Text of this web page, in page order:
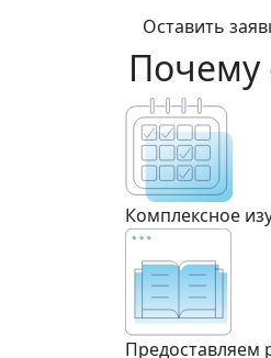
Оставить
Почему
Комплексное
Предоставляем